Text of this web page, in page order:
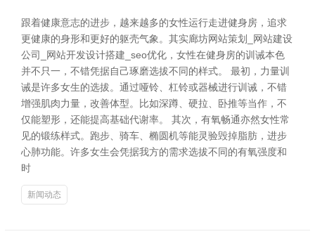
跟着健康意志的进步，越来越多的女性运行走进健身房，追求
更健康的身形和更好的躯壳气象。其实廊坊网站策划_网站建设
公司_网站开发设计搭建_seo优化，女性在健身房的训诫本色
并不只一，不错凭据自己琢磨选拔不同的样式。 最初，力量训
诫是许多女生的选拔。通过哑铃、杠铃或器械进行训诫，不错
增强肌肉力量，改善体型。比如深蹲、硬拉、卧推等当作，不
仅能塑形，还能提高基础代谢率。 其次，有氧畅通亦然女性常
见的锻练样式。跑步、骑车、椭圆机等能灵验毁掉脂肪，进步
心肺功能。许多女生会凭据我方的需求选拔不同的有氧强度和
时
新闻动态